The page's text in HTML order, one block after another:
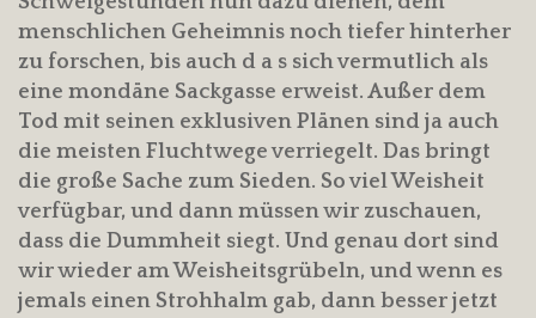
menschlichen Geheimnis noch tiefer hinterher
zu forschen, bis auch d a s sich vermutlich als
eine mondäne Sackgasse erweist. Außer dem
Tod mit seinen exklusiven Plänen sind ja auch
die meisten Fluchtwege verriegelt. Das bringt
die große Sache zum Sieden. So viel Weisheit
verfügbar, und dann müssen wir zuschauen,
dass die Dummheit siegt. Und genau dort sind
wir wieder am Weisheitsgrübeln, und wenn es
jemals einen Strohhalm gab, dann besser jetzt